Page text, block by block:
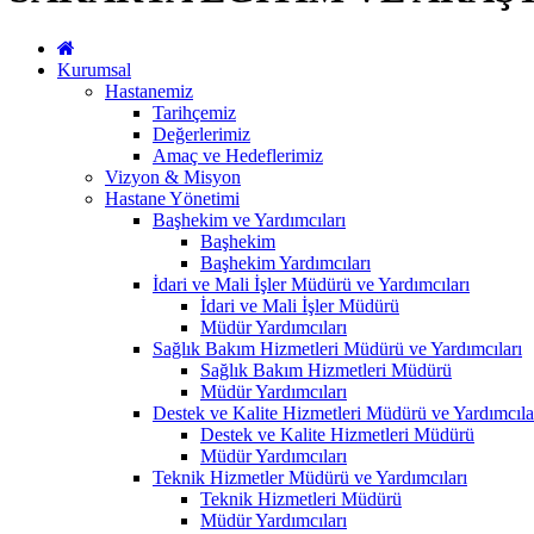
Kurumsal
Hastanemiz
Tarihçemiz
Değerlerimiz
Amaç ve Hedeflerimiz
Vizyon & Misyon
Hastane Yönetimi
Başhekim ve Yardımcıları
Başhekim
Başhekim Yardımcıları
İdari ve Mali İşler Müdürü ve Yardımcıları
İdari ve Mali İşler Müdürü
Müdür Yardımcıları
Sağlık Bakım Hizmetleri Müdürü ve Yardımcıları
Sağlık Bakım Hizmetleri Müdürü
Müdür Yardımcıları
Destek ve Kalite Hizmetleri Müdürü ve
Destek ve Kalite Hizmetleri Müdürü
Müdür Yardımcıları
Teknik Hizmetler Müdürü ve Yardımcıları
Teknik Hizmetleri Müdürü
Müdür Yardımcıları